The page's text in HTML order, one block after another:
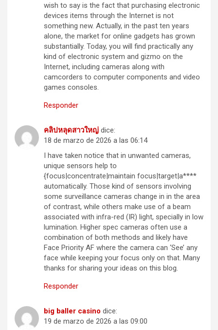
wish to say is the fact that purchasing electronic
devices items through the Internet is not
something new. Actually, in the past ten years
alone, the market for online gadgets has grown
substantially. Today, you will find practically any
kind of electronic system and gizmo on the
Internet, including cameras along with
camcorders to computer components and video
games consoles.
Responder
คลิปหลุดสาวใหญ่ dice:
18 de marzo de 2026 a las 06:14
I have taken notice that in unwanted cameras,
unique sensors help to
{focus|concentrate|maintain focus|target|a****
automatically. Those kind of sensors involving
some surveillance cameras change in in the area
of contrast, while others make use of a beam
associated with infra-red (IR) light, specially in low
lumination. Higher spec cameras often use a
combination of both methods and likely have
Face Priority AF where the camera can ‘See’ any
face while keeping your focus only on that. Many
thanks for sharing your ideas on this blog.
Responder
big baller casino dice:
19 de marzo de 2026 a las 09:00